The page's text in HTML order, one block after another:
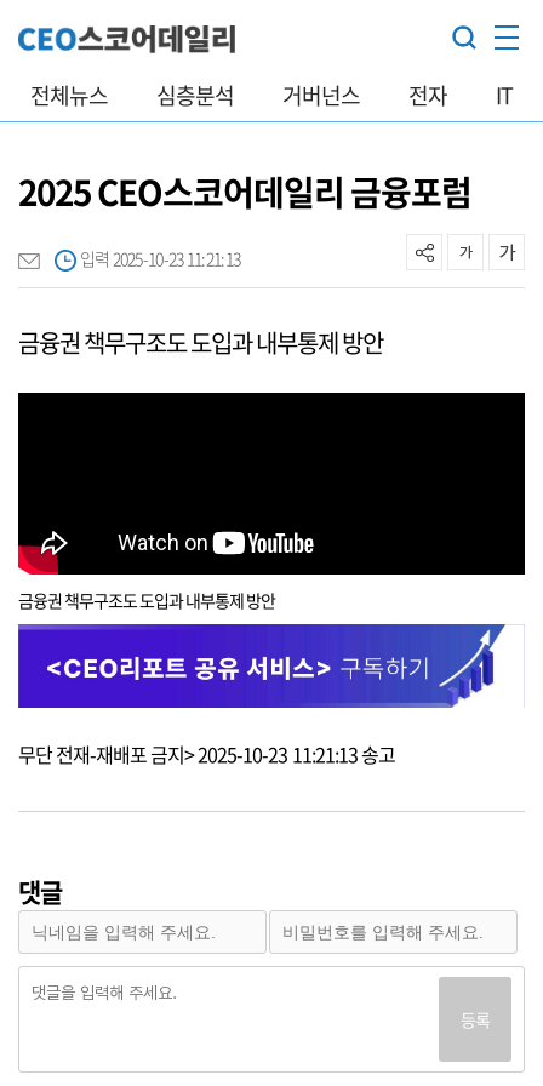
전체뉴스 심층분석 거버넌스 전자 IT
2025 CEO스코어데일리 금융포럼
입력 2025-10-23 11:21:13
금융권 책무구조도 도입과 내부통제 방안
금융권 책무구조도 도입과 내부통제 방안
무단 전재-재배포 금지> 2025-10-23 11:21:13 송고
댓글
등록